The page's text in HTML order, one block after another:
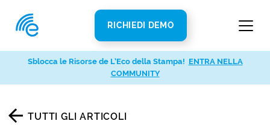
RICHIEDI DEMO
TUTTI GLI ARTICOLI
Sblocca le Risorse de L’Eco della Stampa! ENTRA NELLA
COMMUNITY